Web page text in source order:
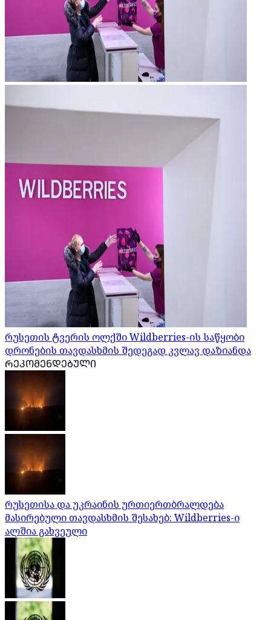
რუსეთის ტვერის ოლქში Wildberries-ის საწყობი
დრონების თავდასხმის შედეგად კვლავ დაზიანდა
ᲠᲔᲙᲝᲛᲔᲜᲓᲔᲑᲣᲚᲘ
რუსეთისა და უკრაინის ურთიერთბრალდება
მასირებული თავდასხმის შესახებ: Wildberries-ი
ალშია გახვეული